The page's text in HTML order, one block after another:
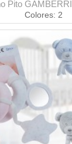
Pito
Colores: 2